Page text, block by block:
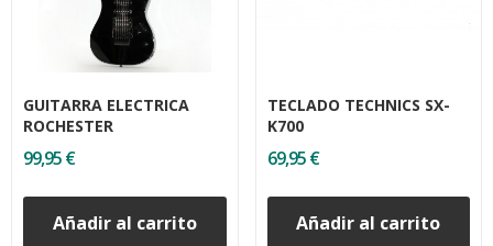
GUITARRA ELECTRICA
ROCHESTER
99,95 €
Añadir al carrito
TECLADO TECHNICS SX-
K700
69,95 €
Añadir al carrito